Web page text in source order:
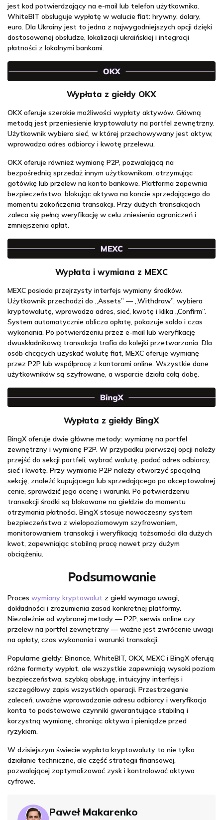
jest kod potwierdzający na e-mail lub telefon użytkownika.
WhiteBIT obsługuje wypłatę w walucie fiat: hrywny, dolary,
euro. Dla Ukrainy jest to jedna z najwygodniejszych opcji dzięki
dostosowanej obsłudze, lokalizacji ukraińskiej i integracji
płatności z lokalnymi bankami.
Wypłata z giełdy OKX
OKX oferuje szerokie możliwości wypłaty aktywów. Główną
metodą jest przeniesienie kryptowaluty na portfel zewnętrzny.
Użytkownik wybiera sieć, w której przechowywany jest aktyw,
wprowadza adres odbiorcy i kwotę przelewu.
OKX oferuje również wymianę P2P, pozwalającą na
bezpośrednią sprzedaż innym użytkownikom, otrzymując
gotówkę lub przelew na konto bankowe. Platforma zapewnia
bezpieczeństwo, blokując aktywa na koncie sprzedającego do
momentu zakończenia transakcji. Przy dużych transakcjach
zaleca się pełną weryfikację w celu zniesienia ograniczeń i
zmniejszenia opłat.
Wypłata i wymiana z MEXC
MEXC posiada przejrzysty interfejs wymiany środków.
Użytkownik przechodzi do „Assets” — „Withdraw”, wybiera
kryptowalutę, wprowadza adres, sieć, kwotę i klika „Confirm”.
System automatycznie oblicza opłatę, pokazuje saldo i czas
wykonania. Po potwierdzeniu przez e-mail lub weryfikację
dwuskładnikową transakcja trafia do kolejki przetwarzania. Dla
osób chcących uzyskać walutę fiat, MEXC oferuje wymianę
przez P2P lub współpracę z kantorami online. Wszystkie dane
użytkowników są szyfrowane, a wsparcie działa całą dobę.
Wypłata z giełdy BingX
BingX oferuje dwie główne metody: wymianę na portfel
zewnętrzny i wymianę P2P. W przypadku pierwszej opcji należy
przejść do sekcji portfeli, wybrać walutę, podać adres odbiorcy,
sieć i kwotę. Przy wymianie P2P należy otworzyć specjalną
sekcję, znaleźć kupującego lub sprzedającego po akceptowalnej
cenie, sprawdzić jego ocenę i warunki. Po potwierdzeniu
transakcji środki są blokowane na giełdzie do momentu
otrzymania płatności. BingX stosuje nowoczesny system
bezpieczeństwa z wielopoziomowym szyfrowaniem,
monitorowaniem transakcji i weryfikacją tożsamości dla dużych
kwot, zapewniając stabilną pracę nawet przy dużym
obciążeniu.
Podsumowanie
Proces wymiany kryptowalut z giełd wymaga uwagi,
dokładności i zrozumienia zasad konkretnej platformy.
Niezależnie od wybranej metody — P2P, serwis online czy
przelew na portfel zewnętrzny — ważne jest zwrócenie uwagi
na opłaty, czas wykonania i warunki transakcji.
Popularne giełdy: Binance, WhiteBIT, OKX, MEXC i BingX oferują
różne formaty wypłat, ale wszystkie zapewniają wysoki poziom
bezpieczeństwa, szybką obsługę, intuicyjny interfejs i
szczegółowy zapis wszystkich operacji. Przestrzeganie
zaleceń, uważne wprowadzanie adresu odbiorcy i weryfikacja
konta to podstawowe czynniki gwarantujące stabilną i
korzystną wymianę, chroniąc aktywa i pieniądze przed
ryzykiem.
W dzisiejszym świecie wypłata kryptowaluty to nie tylko
działanie techniczne, ale część strategii finansowej,
pozwalającej zoptymalizować zysk i kontrolować aktywa
cyfrowe.
Paweł Makarenko